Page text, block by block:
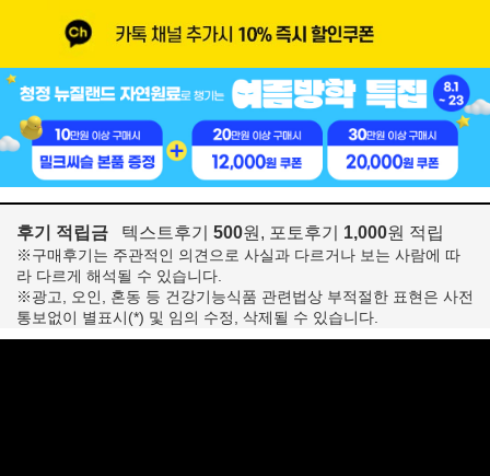
후기 적립금 텍스트후기 500원, 포토후기 1,000원 적립
※구매후기는 주관적인 의견으로 사실과 다르거나 보는 사람에 따
라 다르게 해석될 수 있습니다.
※광고, 오인, 혼동 등 건강기능식품 관련법상 부적절한 표현은 사전
통보없이 별표시(*) 및 임의 수정, 삭제될 수 있습니다.